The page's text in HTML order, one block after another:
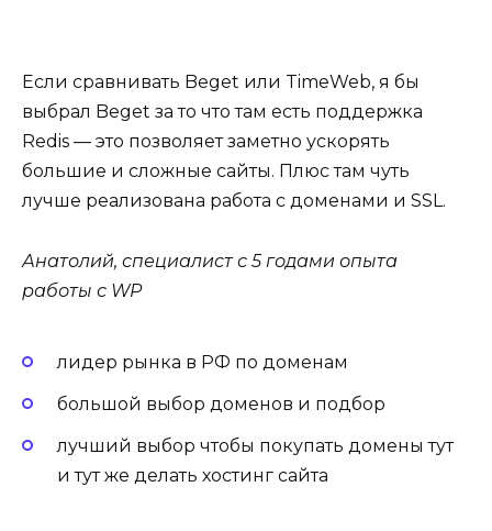
Если сравнивать Beget или TimeWeb, я бы
выбрал Beget за то что там есть поддержка
Redis — это позволяет заметно ускорять
большие и сложные сайты. Плюс там чуть
лучше реализована работа с доменами и SSL.
Анатолий, специалист с 5 годами опыта
работы с WP
лидер рынка в РФ по доменам
большой выбор доменов и подбор
лучший выбор чтобы покупать домены тут
и тут же делать хостинг сайта